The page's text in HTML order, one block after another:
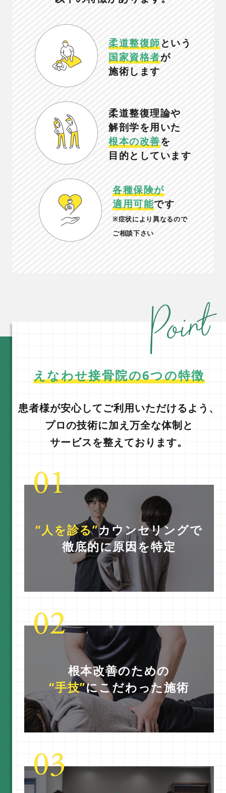
交通事故施術
店舗一覧
柔道整復師という
国家資格者が
施術します
柔道整復理論や
解剖学を用いた
根本の改善を
目的としています
各種保険が
適用可能です
※症状により異なるので
ご相談下さい
えなわせ接骨院の6つの特徴
患者様が安心してご利用いただけるよう、
プロの技術に加え万全な体制と
サービスを整えております。
“人を診る”カウンセリングで
徹底的に原因を特定
根本改善のための
“手技”にこだわった施術